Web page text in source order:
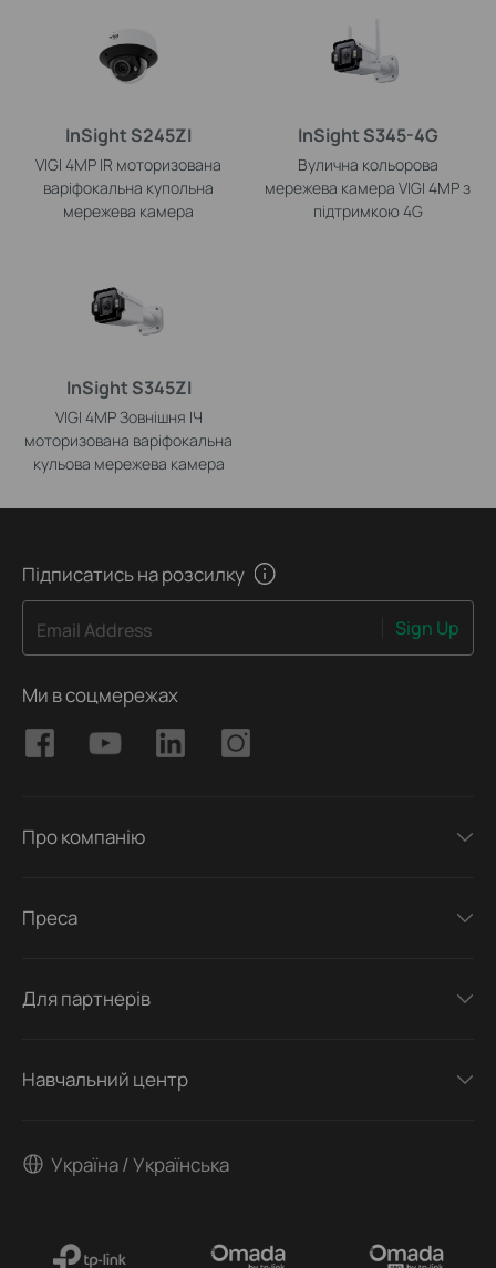
InSight S245ZI
VIGI 4MP IR моторизована
варіфокальна купольна
мережева камера
InSight S345-4G
Вулична кольорова
мережева камера VIGI 4MP з
підтримкою 4G
InSight S345ZI
VIGI 4MP Зовнішня ІЧ
моторизована варіфокальна
кульова мережева камера
Підписатись на розсилку
Email Address Sign Up
Ми в соцмережах
Про компанію
Преса
Для партнерів
Навчальний центр
Україна / Українська